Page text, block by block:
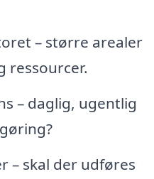
– større arealer
ressourcer.
– daglig, ugentlig
– skal der udføres